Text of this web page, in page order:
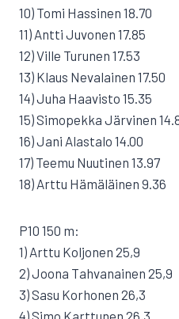
10) Tomi Hassinen 18.70
11) Antti Juvonen 17.85
12) Ville Turunen 17.53
13) Klaus Nevalainen 17.50
14) Juha Haavisto 15.35
15) Simopekka Järvinen
16) Jani Alastalo 14.00
17) Teemu Nuutinen 13.97
18) Arttu Hämäläinen 9.36
P10 150 m:
1) Arttu Koljonen 25,9
2) Joona Tahvanainen 25,9
3) Sasu Korhonen 26,3
4) Simo Karttunen 26,3